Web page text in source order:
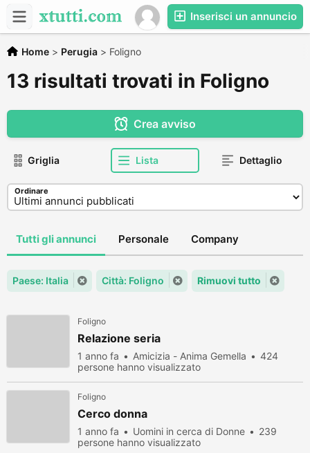
Inserisci un annuncio
Home > Perugia > Foligno
13 risultati trovati in Foligno
Crea avviso
Griglia Lista Dettaglio
Ordinare
Tutti gli annunci Personale Company
Paese: Italia Città: Foligno Rimuovi tutto
Foligno
Relazione seria
1 anno fa Amicizia - Anima Gemella
424
persone hanno visualizzato
Foligno
Cerco donna
1 anno fa Uomini in cerca di Donne
239
persone hanno visualizzato